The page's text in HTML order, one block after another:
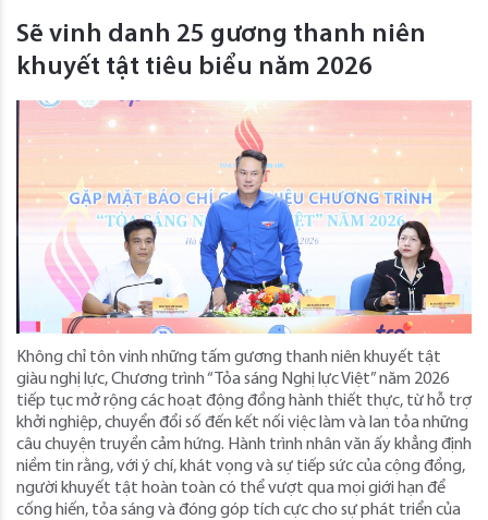
Sẽ vinh danh 25 gương thanh niên
khuyết tật tiêu biểu năm 2026
Không chỉ tôn vinh những tấm gương thanh niên khuyết tật
giàu nghị lực, Chương trình “Tỏa sáng Nghị lực Việt” năm 2026
tiếp tục mở rộng các hoạt động đồng hành thiết thực, từ hỗ trợ
khởi nghiệp, chuyển đổi số đến kết nối việc làm và lan tỏa những
câu chuyện truyền cảm hứng. Hành trình nhân văn ấy khẳng định
niềm tin rằng, với ý chí, khát vọng và sự tiếp sức của cộng đồng,
người khuyết tật hoàn toàn có thể vượt qua mọi giới hạn để
cống hiến, tỏa sáng và đóng góp tích cực cho sự phát triển của